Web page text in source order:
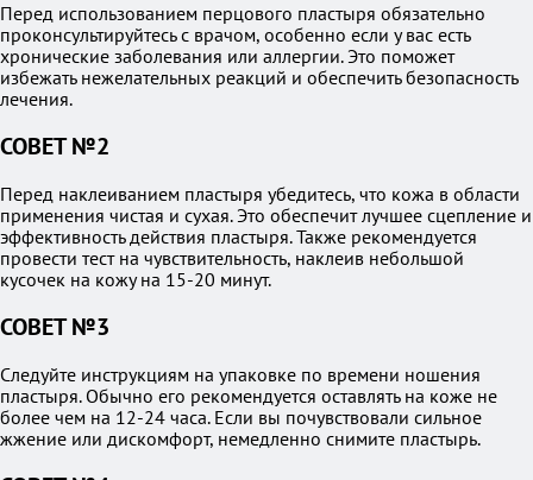
Перед использованием перцового пластыря обязательно
проконсультируйтесь с врачом, особенно если у вас есть
хронические заболевания или аллергии. Это поможет
избежать нежелательных реакций и обеспечить безопасность
лечения.
СОВЕТ №2
Перед наклеиванием пластыря убедитесь, что кожа в области
применения чистая и сухая. Это обеспечит лучшее сцепление и
эффективность действия пластыря. Также рекомендуется
провести тест на чувствительность, наклеив небольшой
кусочек на кожу на 15-20 минут.
СОВЕТ №3
Следуйте инструкциям на упаковке по времени ношения
пластыря. Обычно его рекомендуется оставлять на коже не
более чем на 12-24 часа. Если вы почувствовали сильное
жжение или дискомфорт, немедленно снимите пластырь.